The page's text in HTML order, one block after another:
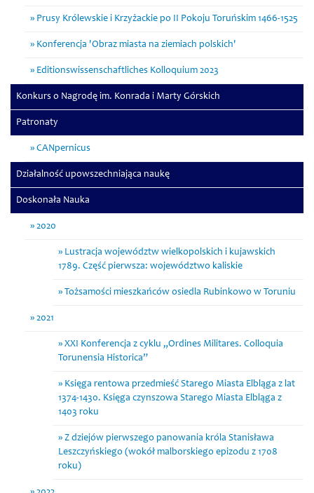
Prusy Królewskie i Krzyżackie po II Pokoju Toruńskim 1466-1525
Konferencja 'Obraz miasta na ziemiach polskich'
Editionswissenschaftliches Kolloquium 2023
Konkurs o Nagrodę im. Konrada i Marty Górskich
Patronaty
CANpernicus
Działalność upowszechniająca naukę
Doskonała Nauka
2020
Lustracja województw wielkopolskich i kujawskich
1789. Część pierwsza: województwo kaliskie
Tożsamości mieszkańców osiedla Rubinkowo w Toruniu
2021
XXI Konferencja z cyklu „Ordines Militares. Colloquia
Torunensia Historica”
Księga rentowa przedmieść Starego Miasta Elbląga z lat
1374-1430. Księga czynszowa Starego Miasta Elbląga z
1403 roku
Z dziejów pierwszego panowania króla Stanisława
Leszczyńskiego (wokół malborskiego epizodu z 1708
roku)